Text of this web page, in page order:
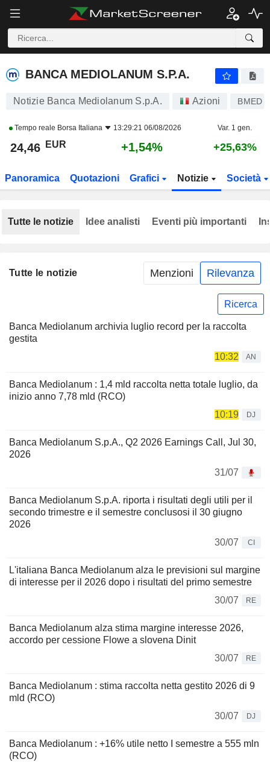
BANCA MEDIOLANUM S.P.A.
BANCA MEDIOLANUM S.P.A.
Notizie Banca Mediolanum S.p.A. Azioni BMED
Tempo reale Borsa Italiana 13:29:21 06/08/2026 Var. 1 gen.
24,46 EUR +1,54% +25,63%
Panoramica Quotazioni Grafici Notizie Società
Tutte le notizie Menzioni Rilevanza
Ricerca
Banca Mediolanum archivia luglio record per la raccolta
gestita
10:32
AN
Banca Mediolanum : 1,4 mld raccolta netta totale luglio, da
inizio anno 7,78 mld (RCO)
10:19
DJ
Banca Mediolanum S.p.A., Q2 2026 Earnings Call, Jul 30,
2026
31/07
Banca Mediolanum S.p.A. riporta i risultati degli utili per il
secondo trimestre e il semestre conclusosi il 30 giugno
2026
30/07
CI
L'italiana Banca Mediolanum alza le previsioni sul margine
di interesse per il 2026 dopo i risultati del primo semestre
30/07
RE
Banca Mediolanum alza stima margine interesse 2026,
accordo per cessione Flowe a slovena Dinit
30/07
RE
Banca Mediolanum : stima raccolta netta gestito 2026 di 9
mld (RCO)
30/07
DJ
Banca Mediolanum : +16% utile netto I semestre a 555 mln
(RCO)
Tutte le notizie Idee analisti Eventi più importanti